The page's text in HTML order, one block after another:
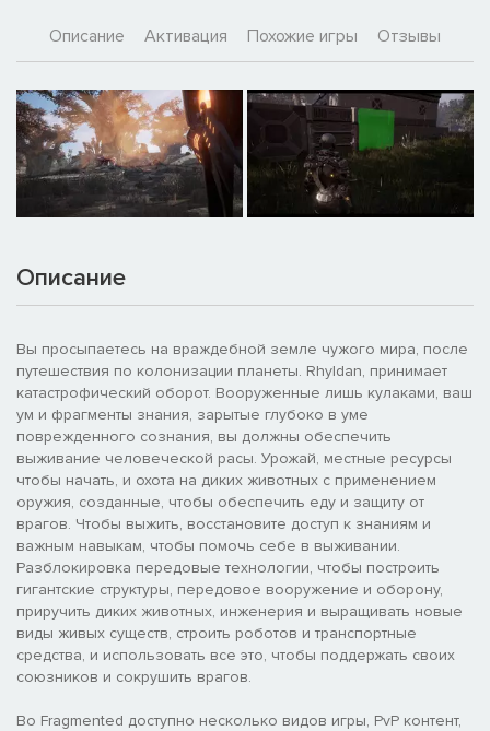
Описание Активация Похожие игры Отзывы
Описание
Вы просыпаетесь на враждебной земле чужого мира, после
путешествия по колонизации планеты. Rhyldan, принимает
катастрофический оборот. Вооруженные лишь кулаками, ваш
ум и фрагменты знания, зарытые глубоко в уме
поврежденного сознания, вы должны обеспечить
выживание человеческой расы. Урожай, местные ресурсы
чтобы начать, и охота на диких животных с применением
оружия, созданные, чтобы обеспечить еду и защиту от
врагов. Чтобы выжить, восстановите доступ к знаниям и
важным навыкам, чтобы помочь себе в выживании.
Разблокировка передовые технологии, чтобы построить
гигантские структуры, передовое вооружение и оборону,
приручить диких животных, инженерия и выращивать новые
виды живых существ, строить роботов и транспортные
средства, и использовать все это, чтобы поддержать своих
союзников и сокрушить врагов.
Во Fragmented доступно несколько видов игры, PvP контент,